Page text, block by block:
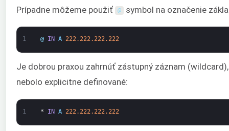
Prípadne môžeme použiť @ symbol na označenie
1 @ IN A 222.222.222.222
Je dobrou praxou zahrnúť zástupný záznam
nebolo explicitne definované:
1 * IN A 222.222.222.222